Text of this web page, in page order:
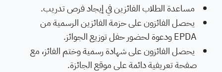
مساعدة الطلاب الفائزين في إيجاد فرص تدريب.
يحصل الفائزون على حزمة الفائزين الرسمية من
EPDA ودعوة لحضور حفل توزيع الجوائز.
يحصل الفائزون على شهادة رسمية وختم الفائز، مع
صفحة تعريفية دائمة على موقع الجائزة.